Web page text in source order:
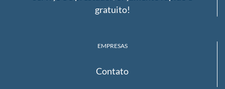
gratuito!
EMPRESAS
Contato